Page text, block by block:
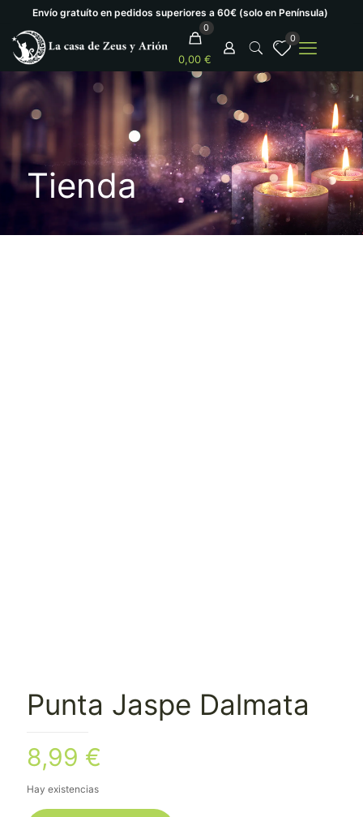
Envío gratuíto en pedidos superiores a 60€ (solo en Península)
0
0,00 €
0
Tienda
Punta Jaspe Dalmata
8,99 €
Hay existencias